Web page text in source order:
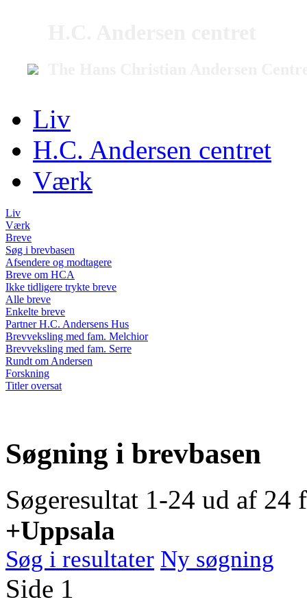
Liv
H.C. Andersen centret
Værk
Liv
Værk
Breve
Søg i brevbasen
Afsendere og modtagere
Breve om HCA
Ikke tidligere trykte breve
Alle breve
Enkelte breve
Partner H.C. Andersens Hus
Brevveksling med fam. Melchior
Brevveksling med fam. Serre
Rundt om Andersen
Forskning
Titler oversat
Søgning i brevbasen
Søgeresultat 1-24 ud af 24
+Uppsala
Søg i resultater Ny søgning
Side 1